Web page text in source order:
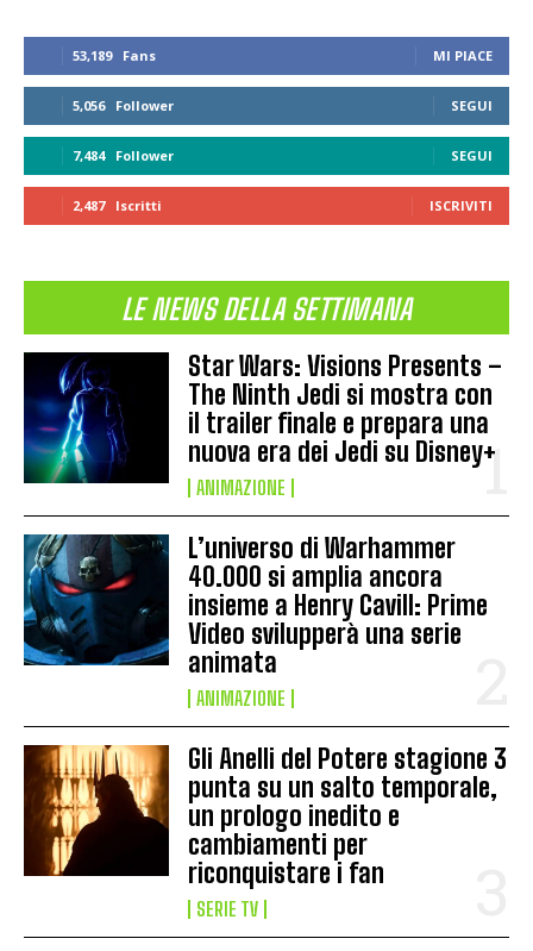
53,189 Fans MI PIACE
5,056 Follower SEGUI
7,484 Follower SEGUI
2,487 Iscritti ISCRIVITI
LE NEWS DELLA SETTIMANA
Star Wars: Visions Presents –
The Ninth Jedi si mostra con
il trailer finale e prepara una
nuova era dei Jedi su Disney+
ANIMAZIONE
L’universo di Warhammer
40.000 si amplia ancora
insieme a Henry Cavill: Prime
Video svilupperà una serie
animata
ANIMAZIONE
Gli Anelli del Potere stagione 3
punta su un salto temporale,
un prologo inedito e
cambiamenti per
riconquistare i fan
SERIE TV